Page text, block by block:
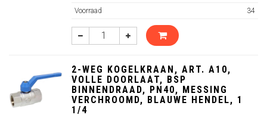
Voorraad
34
2-WEG KOGELKRAAN, ART. A10,
VOLLE DOORLAAT, BSP
BINNENDRAAD, PN40, MESSING
VERCHROOMD, BLAUWE HENDEL, 1
1/4